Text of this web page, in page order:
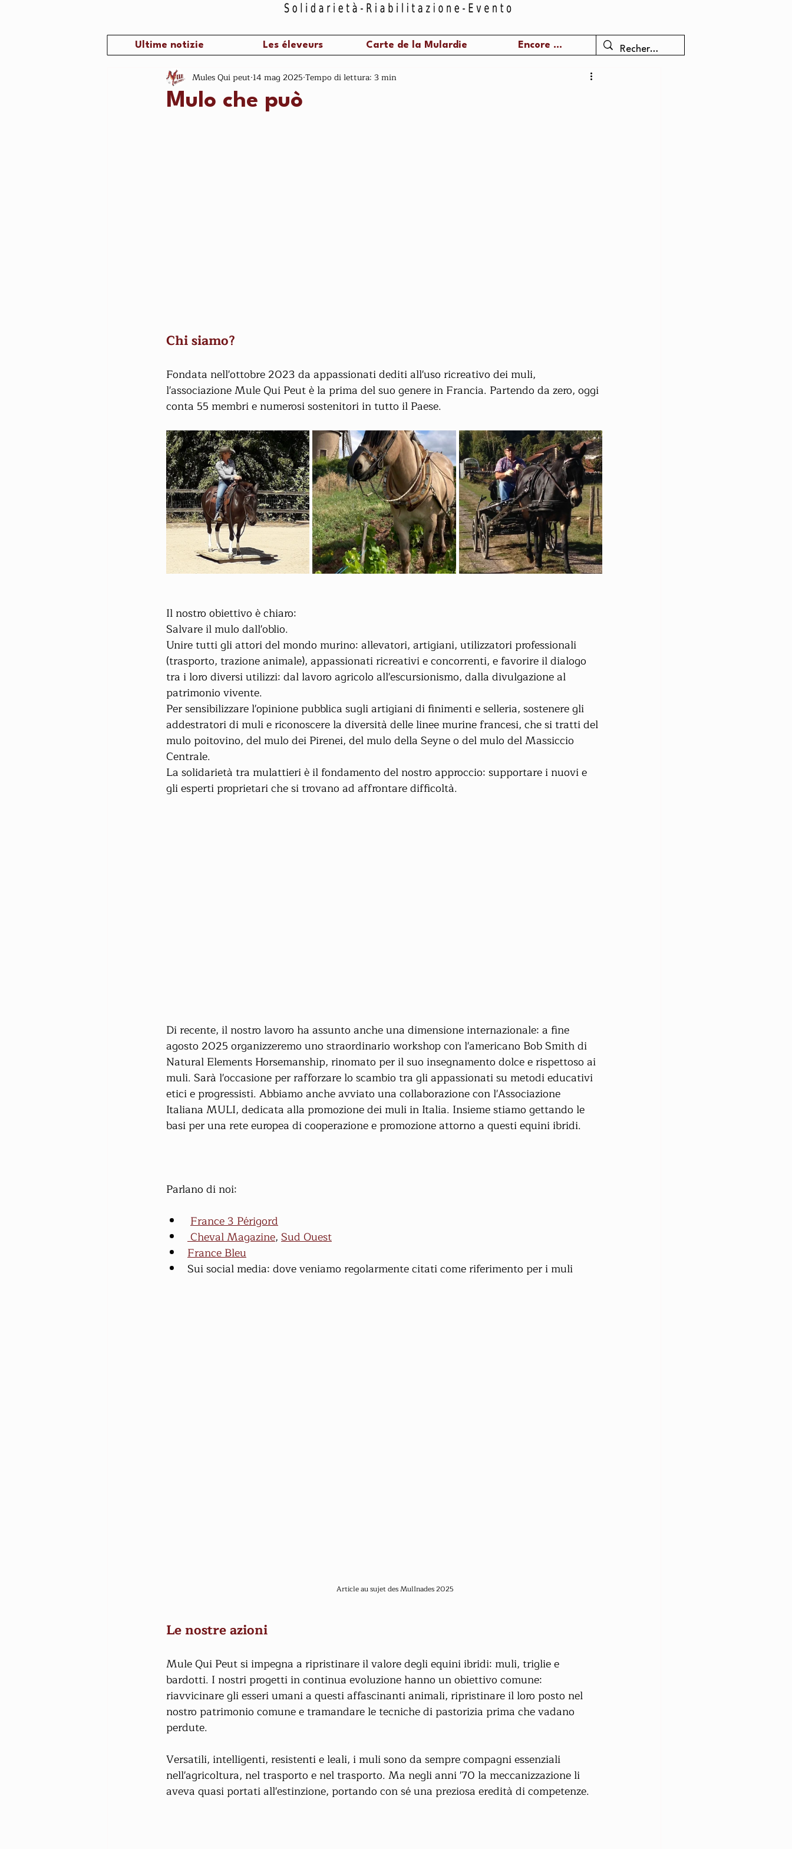
Ultime notizie Les éleveurs Carte de la Mulardie Encore ...
Mulo che può
Mules Qui peut 14 mag 2025 Tempo di lettura: 3 min
Chi siamo?
Fondata nell'ottobre 2023 da appassionati dediti all'uso ricreativo dei muli,
l'associazione Mule Qui Peut è la prima del suo genere in Francia. Partendo da zero, oggi
conta 55 membri e numerosi sostenitori in tutto il Paese.
Il nostro obiettivo è chiaro:
Salvare il mulo dall'oblio.
Unire tutti gli attori del mondo murino: allevatori, artigiani, utilizzatori professionali
(trasporto, trazione animale), appassionati ricreativi e concorrenti, e favorire il dialogo
tra i loro diversi utilizzi: dal lavoro agricolo all'escursionismo, dalla divulgazione al
patrimonio vivente.
Per sensibilizzare l'opinione pubblica sugli artigiani di finimenti e selleria, sostenere gli
addestratori di muli e riconoscere la diversità delle linee murine francesi, che si tratti del
mulo poitovino, del mulo dei Pirenei, del mulo della Seyne o del mulo del Massiccio
Centrale.
La solidarietà tra mulattieri è il fondamento del nostro approccio: supportare i nuovi e
gli esperti proprietari che si trovano ad affrontare difficoltà.
Di recente, il nostro lavoro ha assunto anche una dimensione internazionale: a fine
agosto 2025 organizzeremo uno straordinario workshop con l'americano Bob Smith di
Natural Elements Horsemanship, rinomato per il suo insegnamento dolce e rispettoso ai
muli. Sarà l'occasione per rafforzare lo scambio tra gli appassionati su metodi educativi
etici e progressisti. Abbiamo anche avviato una collaborazione con l'Associazione
Italiana MULI, dedicata alla promozione dei muli in Italia. Insieme stiamo gettando le
basi per una rete europea di cooperazione e promozione attorno a questi equini ibridi.
Parlano di noi:
France 3 Périgord
Cheval Magazine, Sud Ouest
France Bleu
Sui social media: dove veniamo regolarmente citati come riferimento per i muli
Article au sujet des MulInades 2025
Le nostre azioni
Mule Qui Peut si impegna a ripristinare il valore degli equini ibridi: muli, triglie e
bardotti. I nostri progetti in continua evoluzione hanno un obiettivo comune:
riavvicinare gli esseri umani a questi affascinanti animali, ripristinare il loro posto nel
nostro patrimonio comune e tramandare le tecniche di pastorizia prima che vadano
perdute.
Versatili, intelligenti, resistenti e leali, i muli sono da sempre compagni essenziali
nell'agricoltura, nel trasporto e nel trasporto. Ma negli anni '70 la meccanizzazione li
aveva quasi portati all'estinzione, portando con sé una preziosa eredità di competenze.